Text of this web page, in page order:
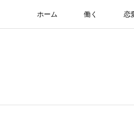
ホーム 働く 恋